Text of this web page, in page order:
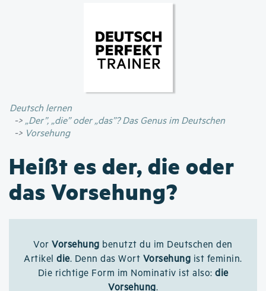
Inhalt
Deutsch lernen
„Der”, „die” oder „das”? Das Genus im Deutschen
Vorsehung
Heißt es der, die oder
das Vorsehung?
VorVorsehung benutzt du im Deutschen den
Artikeldie. Denn das Wort Vorsehung ist feminin.
Die richtige Form im Nominativ ist also: die
Vorsehung.